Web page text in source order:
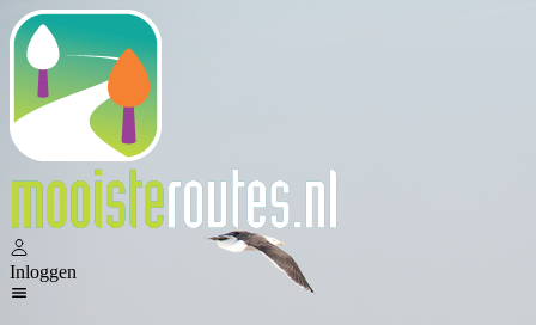
Inloggen